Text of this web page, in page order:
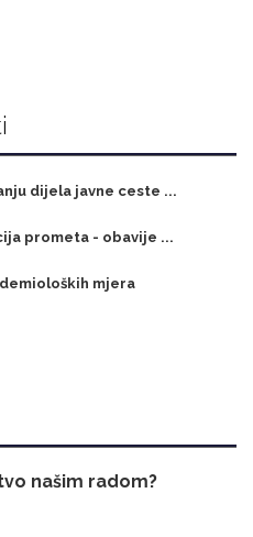
dijela javne ceste ...
prometa - obavije ...
mjera
našim radom?